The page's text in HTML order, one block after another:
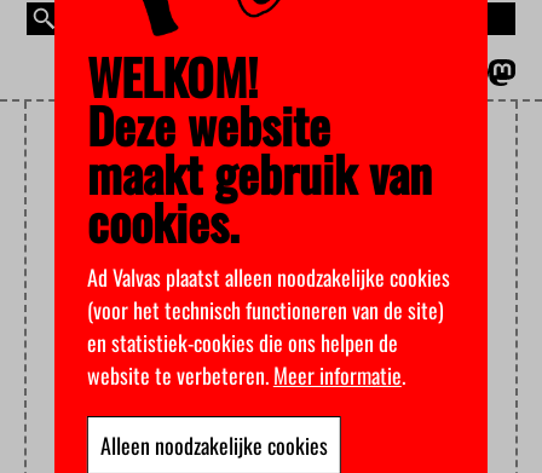
ALGEMENE REKENKAMER
WELKOM!
Deze website
maakt gebruik van
cookies.
Ad Valvas plaatst alleen noodzakelijke cookies
(voor het technisch functioneren van de site)
en statistiek-cookies die ons helpen de
website te verbeteren.Meer informatie.
Alleen noodzakelijke cookies